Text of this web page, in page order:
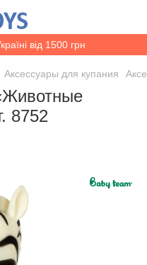
від 1500 грн
Аксессуары для купания
8752